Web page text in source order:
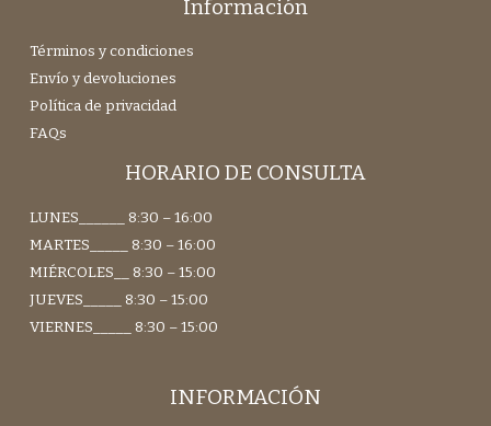
Información
Términos y condiciones
Envío y devoluciones
Política de privacidad
FAQs
HORARIO DE CONSULTA
LUNES______ 8:30 – 16:00
MARTES_____ 8:30 – 16:00
MIÉRCOLES__ 8:30 – 15:00
JUEVES_____ 8:30 – 15:00
VIERNES_____ 8:30 – 15:00
INFORMACIÓN